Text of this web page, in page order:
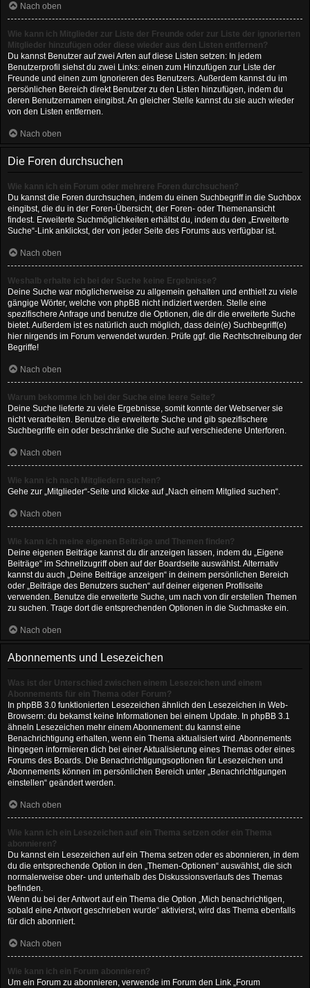
Nach oben
Wie kann ich Mitglieder zur Liste der Freunde oder zur Liste der ignorierten
Mitglieder hinzufügen oder diese wieder aus den Listen entfernen?
Du kannst Benutzer auf zwei Arten auf diese Listen setzen: In jedem
Benutzerprofil siehst du zwei Links: einen zum Hinzufügen zur Liste der
Freunde und einen zum Ignorieren des Benutzers. Außerdem kannst du im
persönlichen Bereich direkt Benutzer zu den Listen hinzufügen, indem du
deren Benutzernamen eingibst. An gleicher Stelle kannst du sie auch wieder
von den Listen entfernen.
Nach oben
Die Foren durchsuchen
Wie kann ich ein Forum oder mehrere Foren durchsuchen?
Du kannst die Foren durchsuchen, indem du einen Suchbegriff in die Suchbox
eingibst, die du in der Foren-Übersicht, der Foren- oder Themenansicht
findest. Erweiterte Suchmöglichkeiten erhältst du, indem du den „Erweiterte
Suche“-Link anklickst, der von jeder Seite des Forums aus verfügbar ist.
Nach oben
Weshalb erhalte ich bei der Suche keine Ergebnisse?
Deine Suche war möglicherweise zu allgemein gehalten und enthielt zu viele
gängige Wörter, welche von phpBB nicht indiziert werden. Stelle eine
spezifischere Anfrage und benutze die Optionen, die dir die erweiterte Suche
bietet. Außerdem ist es natürlich auch möglich, dass dein(e) Suchbegriff(e)
hier nirgends im Forum verwendet wurden. Prüfe ggf. die Rechtschreibung der
Begriffe!
Nach oben
Warum bekomme ich bei der Suche eine leere Seite?
Deine Suche lieferte zu viele Ergebnisse, somit konnte der Webserver sie
nicht verarbeiten. Benutze die erweiterte Suche und gib spezifischere
Suchbegriffe ein oder beschränke die Suche auf verschiedene Unterforen.
Nach oben
Wie kann ich nach Mitgliedern suchen?
Gehe zur „Mitglieder“-Seite und klicke auf „Nach einem Mitglied suchen“.
Nach oben
Wie kann ich meine eigenen Beiträge und Themen finden?
Deine eigenen Beiträge kannst du dir anzeigen lassen, indem du „Eigene
Beiträge“ im Schnellzugriff oben auf der Boardseite auswählst. Alternativ
kannst du auch „Deine Beiträge anzeigen“ in deinem persönlichen Bereich
oder „Beiträge des Benutzers suchen“ auf deiner eigenen Profilseite
verwenden. Benutze die erweiterte Suche, um nach von dir erstellen Themen
zu suchen. Trage dort die entsprechenden Optionen in die Suchmaske ein.
Nach oben
Abonnements und Lesezeichen
Was ist der Unterschied zwischen einem Lesezeichen und einem
Abonnements für ein Thema oder Forum?
In phpBB 3.0 funktionierten Lesezeichen ähnlich den Lesezeichen in Web-
Browsern: du bekamst keine Informationen bei einem Update. In phpBB 3.1
ähneln Lesezeichen mehr einem Abonnement: du kannst eine
Benachrichtigung erhalten, wenn ein Thema aktualisiert wird. Abonnements
hingegen informieren dich bei einer Aktualisierung eines Themas oder eines
Forums des Boards. Die Benachrichtigungsoptionen für Lesezeichen und
Abonnements können im persönlichen Bereich unter „Benachrichtigungen
einstellen“ geändert werden.
Nach oben
Wie kann ich ein Lesezeichen auf ein Thema setzen oder ein Thema
abonnieren?
Du kannst ein Lesezeichen auf ein Thema setzen oder es abonnieren, in dem
du die entsprechende Option in den „Themen-Optionen“ auswählst, die sich
normalerweise ober- und unterhalb des Diskussionsverlaufs des Themas
befinden.
Wenn du bei der Antwort auf ein Thema die Option „Mich benachrichtigen,
sobald eine Antwort geschrieben wurde“ aktivierst, wird das Thema ebenfalls
für dich abonniert.
Nach oben
Wie kann ich ein Forum abonnieren?
Um ein Forum zu abonnieren, verwende im Forum den Link „Forum